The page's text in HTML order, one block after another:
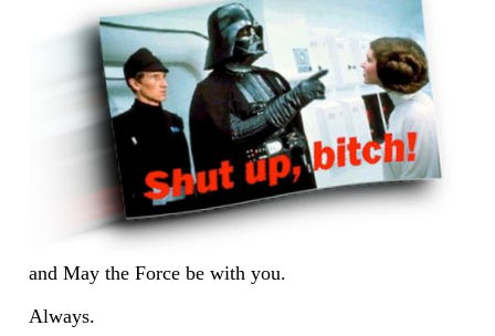
and May the Force be with you.
Always.